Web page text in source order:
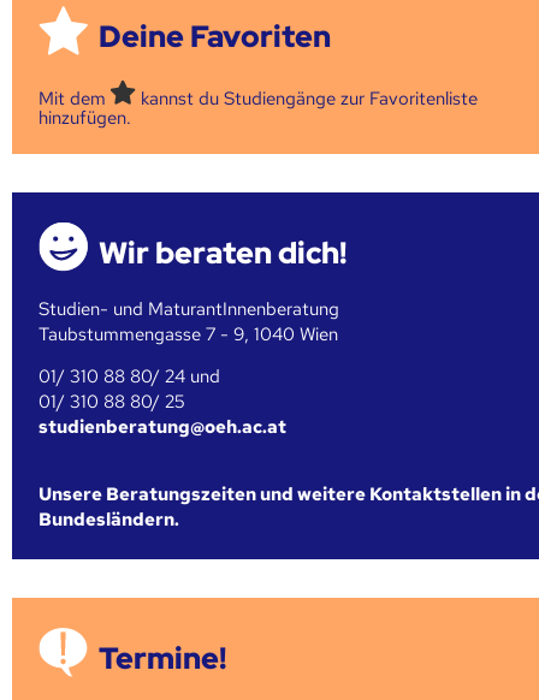
Deine Favoriten
Mit dem
kannst du Studiengänge zur Favoritenliste
hinzufügen.
Wir beraten dich!
Studien- und MaturantInnenberatung
Taubstummengasse 7 - 9, 1040 Wien
01/ 310 88 80/ 24 und
01/ 310 88 80/ 25
studienberatung@oeh.ac.at
Unsere Beratungszeiten und weitere Kontaktstellen in
Bundesländern.
Termine!